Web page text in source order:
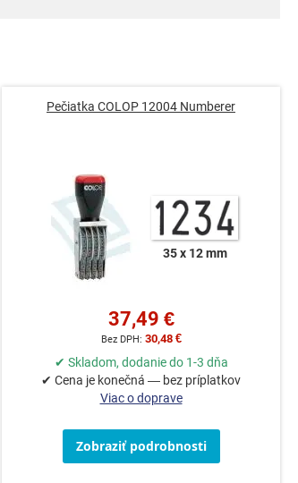
Pečiatka COLOP 12004 Numberer
35 x 12 mm
37,49 €
30,48 €
✔ Skladom, dodanie do 1-3 dňa
✔ Cena je konečná — bez príplatkov
Viac o doprave
Zobraziť podrobnosti